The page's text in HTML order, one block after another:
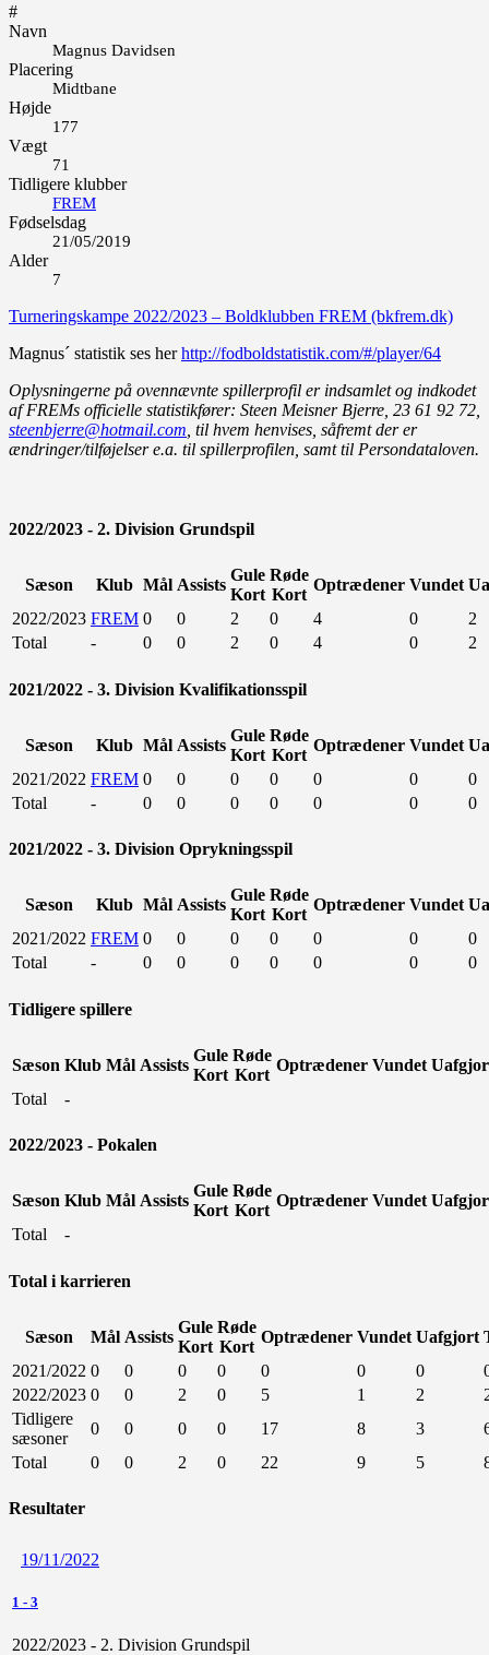
#
Navn
Magnus Davidsen
Placering
Midtbane
Højde
177
Vægt
71
Tidligere klubber
FREM
Fødselsdag
21/05/2019
Alder
7
Turneringskampe 2022/2023 – Boldklubben FREM (bkfrem.dk)
Magnus´ statistik ses herhttp://fodboldstatistik.com/#/player/64
Oplysningerne på ovennævnte spillerprofil er indsamlet og indkodet
af FREMs officielle statistikfører: Steen Meisner Bjerre, 23 61 92 72,
steenbjerre@hotmail.com , til hvem henvises, såfremt der er
ændringer/tilføjelser e.a. til spillerprofilen, samt til Persondataloven.
2022/2023 - 2. Division Grundspil
Sæson Klub Mål Assists
Gule
Kort
Røde
Kort
Optrædener Vundet
2022/2023 FREM 0 0 2 0 4 0
2
Total
- 0 0 2 0 4 0 2
2021/2022 - 3. Division Kvalifikationsspil
Sæson Klub Mål Assists
Gule
Kort
Røde
Kort
Optrædener Vundet
2021/2022 FREM 0 0 0 0 0 0
0
Total
- 0 0 0 0 0 0 0
2021/2022 - 3. Division Oprykningsspil
Sæson Klub Mål Assists
Gule
Kort
Røde
Kort
Optrædener Vundet
2021/2022 FREM 0 0 0 0 0 0
0
Total
- 0 0 0 0 0 0 0
Tidligere spillere
Sæson Klub Mål Assists
Gule
Kort
Røde
Kort
Optrædener Vundet
Total
-
2022/2023 - Pokalen
Sæson Klub Mål Assists
Gule
Kort
Røde
Kort
Optrædener Vundet
Total
-
Total i karrieren
Sæson Mål Assists
Gule
Kort
Røde
Kort
Optrædener Vundet Uafgjort
2021/2022 0 0 0 0 0 0 0
2022/2023 0 0 2 0 5 1 2
Tidligere
sæsoner
0 0 0 0 17 8 3
Total
0 0 2 0 22 9 5
Resultater
19/11/2022
1 - 3
2022/2023 - 2. Division Grundspil